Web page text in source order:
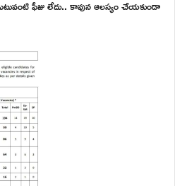
ఫీజు లేదు.. కావున ఆలస్యం చేయకుండా